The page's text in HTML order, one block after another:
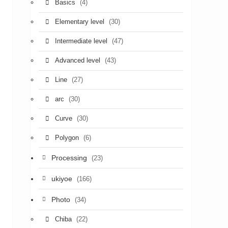
Basics (4)
Elementary level (30)
Intermediate level (47)
Advanced level (43)
Line (27)
arc (30)
Curve (30)
Polygon (6)
Processing (23)
ukiyoe (166)
Photo (34)
Chiba (22)